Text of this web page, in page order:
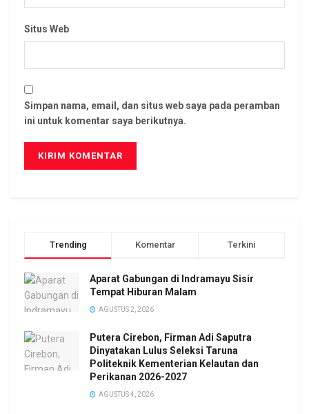
Situs Web
Simpan nama, email, dan situs web saya pada peramban
ini untuk komentar saya berikutnya.
Trending Komentar Terkini
Aparat Gabungan di Indramayu Sisir
Tempat Hiburan Malam
AGUSTUS 2, 2026
Putera Cirebon, Firman Adi Saputra
Dinyatakan Lulus Seleksi Taruna
Politeknik Kementerian Kelautan dan
Perikanan 2026-2027
AGUSTUS 4, 2026